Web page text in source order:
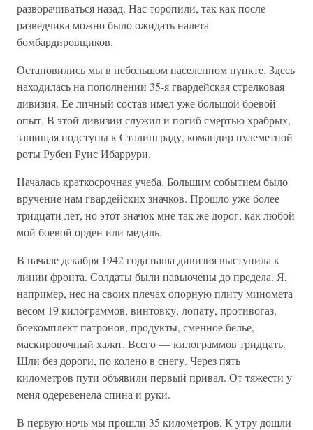
разворачиваться назад. Нас торопили, так как после
разведчика можно было ожидать налета
бомбардировщиков.
Остановились мы в небольшом населенном пункте. Здесь
находилась на пополнении 35-я гвардейская стрелковая
дивизия. Ее личный состав имел уже большой боевой
опыт. В этой дивизии служил и погиб смертью храбрых,
защищая подступы к Сталинграду, командир пулеметной
роты Рубен Руис Ибаррури.
Началась краткосрочная учеба. Большим событием было
вручение нам гвардейских значков. Прошло уже более
тридцати лет, но этот значок мне так же дорог, как любой
мой боевой орден или медаль.
В начале декабря 1942 года наша дивизия выступила к
линии фронта. Солдаты были навьючены до предела. Я,
например, нес на своих плечах опорную плиту миномета
весом 19 килограммов, винтовку, лопату, противогаз,
боекомплект патронов, продукты, сменное белье,
маскировочный халат. Всего — килограммов тридцать.
Шли без дороги, по колено в снегу. Через пять
километров пути объявили первый привал. От тяжести у
меня одеревенела спина и руки.
В первую ночь мы прошли 35 километров. К утру дошли